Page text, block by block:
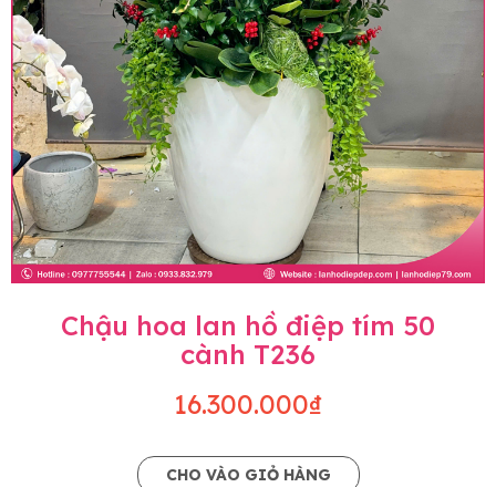
Chậu hoa lan hồ điệp tím 50
cành T236
16.300.000₫
CHO VÀO GIỎ HÀNG